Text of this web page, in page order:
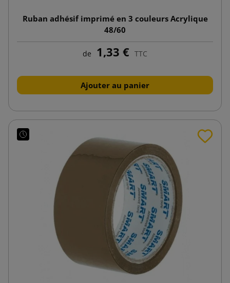
Ruban adhésif imprimé en 3 couleurs Acrylique
48/60
de 1,33 € TTC
Ajouter au panier